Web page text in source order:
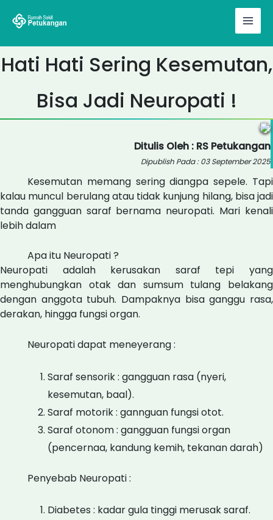
Hati Hati Sering Kesemutan,
Bisa Jadi Neuropati !
Ditulis Oleh : RS Petukangan
Dipublish Pada : 03 September 2025
Kesemutan memang sering diangpa sepele. Tapi
kalau muncul berulang atau tidak kunjung hilang, bisa jadi
tanda gangguan saraf bernama neuropati. Mari kenali
lebih dalam
Apa itu Neuropati ?
Neuropati adalah kerusakan saraf tepi yang
menghubungkan otak dan sumsum tulang belakang
dengan anggota tubuh. Dampaknya bisa ganggu rasa,
derakan, hingga fungsi organ.
Neuropati dapat meneyerang :
Saraf sensorik : gangguan rasa (nyeri,
kesemutan, baal).
Saraf motorik : gannguan fungsi otot.
Saraf otonom : gangguan fungsi organ
(pencernaa, kandung kemih, tekanan darah)
Penyebab Neuropati :
Diabetes : kadar gula tinggi merusak saraf.